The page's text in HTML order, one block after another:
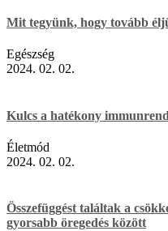
Mit tegyünk, hogy tovább
Egészség
2024. 02. 02.
Kulcs a hatékony
Életmód
2024. 02. 02.
Összefüggést találtak a
gyorsabb öregedés között